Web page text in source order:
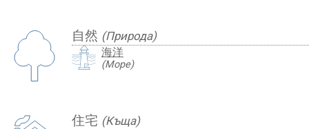
自然 (Природа)
海洋
(Море)
住宅 (Къща)